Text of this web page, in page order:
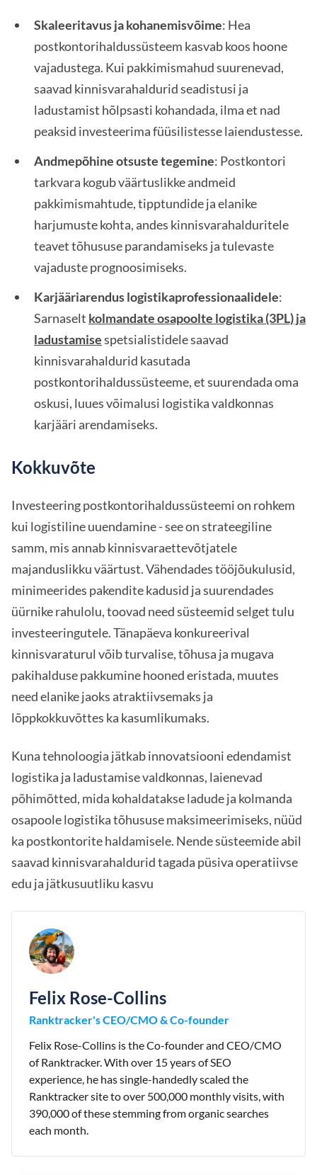
Skaleeritavus ja kohanemisvõime: Hea
postkontorihaldussüsteem kasvab koos hoone
vajadustega. Kui pakkimismahud suurenevad,
saavad kinnisvarahaldurid seadistusi ja
ladustamist hõlpsasti kohandada, ilma et nad
peaksid investeerima füüsilistesse laiendustesse.
Andmepõhine otsuste tegemine: Postkontori
tarkvara kogub väärtuslikke andmeid
pakkimismahtude, tipptundide ja elanike
harjumuste kohta, andes kinnisvarahalduritele
teavet tõhususe parandamiseks ja tulevaste
vajaduste prognoosimiseks.
Karjääriarendus logistikaprofessionaalidele:
Sarnaselt kolmandate osapoolte logistika (3PL) ja
ladustamisespetsialistidele saavad
kinnisvarahaldurid kasutada
postkontorihaldussüsteeme, et suurendada oma
oskusi, luues võimalusi logistika valdkonnas
karjääri arendamiseks.
Kokkuvõte
Investeering postkontorihaldussüsteemi on rohkem
kui logistiline uuendamine - see on strateegiline
samm, mis annab kinnisvaraettevõtjatele
majanduslikku väärtust. Vähendades tööjõukulusid,
minimeerides pakendite kadusid ja suurendades
üürnike rahulolu, toovad need süsteemid selget tulu
investeeringutele. Tänapäeva konkureerival
kinnisvaraturul võib turvalise, tõhusa ja mugava
pakihalduse pakkumine hooned eristada, muutes
need elanike jaoks atraktiivsemaks ja
lõppkokkuvõttes ka kasumlikumaks.
Kuna tehnoloogia jätkab innovatsiooni edendamist
logistika ja ladustamise valdkonnas, laienevad
põhimõtted, mida kohaldatakse ladude ja kolmanda
osapoole logistika tõhususe maksimeerimiseks, nüüd
ka postkontorite haldamisele. Nende süsteemide abil
saavad kinnisvarahaldurid tagada püsiva operatiivse
edu ja jätkusuutliku kasvu
Felix Rose-Collins
Ranktracker's CEO/CMO & Co-founder
Felix Rose-Collins is the Co-founder and CEO/CMO
of Ranktracker. With over 15 years of SEO
experience, he has single-handedly scaled the
Ranktracker site to over 500,000 monthly visits, with
390,000 of these stemming from organic searches
each month.